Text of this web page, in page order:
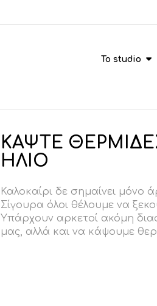
To studio
ΚΑΨΤΕ
ΗΛΙΟ
Καλοκαίρι δε σημαίνει μόνο
Σίγουρα όλοι θέλουμε να
Υπάρχουν αρκετοί ακόμη
μας, αλλά και να κάψουμε